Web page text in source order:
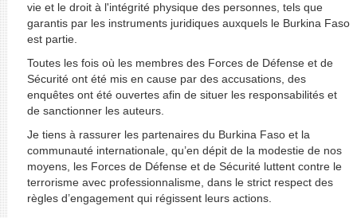
vie et le droit à l'intégrité physique des personnes, tels que
garantis par les instruments juridiques auxquels le Burkina Faso
est partie.
Toutes les fois où les membres des Forces de Défense et de
Sécurité ont été mis en cause par des accusations, des
enquêtes ont été ouvertes afin de situer les responsabilités et
de sanctionner les auteurs.
Je tiens à rassurer les partenaires du Burkina Faso et la
communauté internationale, qu’en dépit de la modestie de nos
moyens, les Forces de Défense et de Sécurité luttent contre le
terrorisme avec professionnalisme, dans le strict respect des
règles d’engagement qui régissent leurs actions.